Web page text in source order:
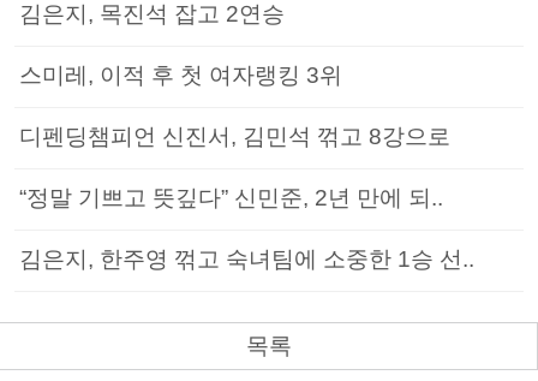
김은지, 목진석 잡고 2연승
스미레, 이적 후 첫 여자랭킹 3위
디펜딩챔피언 신진서, 김민석 꺾고 8강으로
“정말 기쁘고 뜻깊다” 신민준, 2년 만에 되..
김은지, 한주영 꺾고 숙녀팀에 소중한 1승 선..
목록